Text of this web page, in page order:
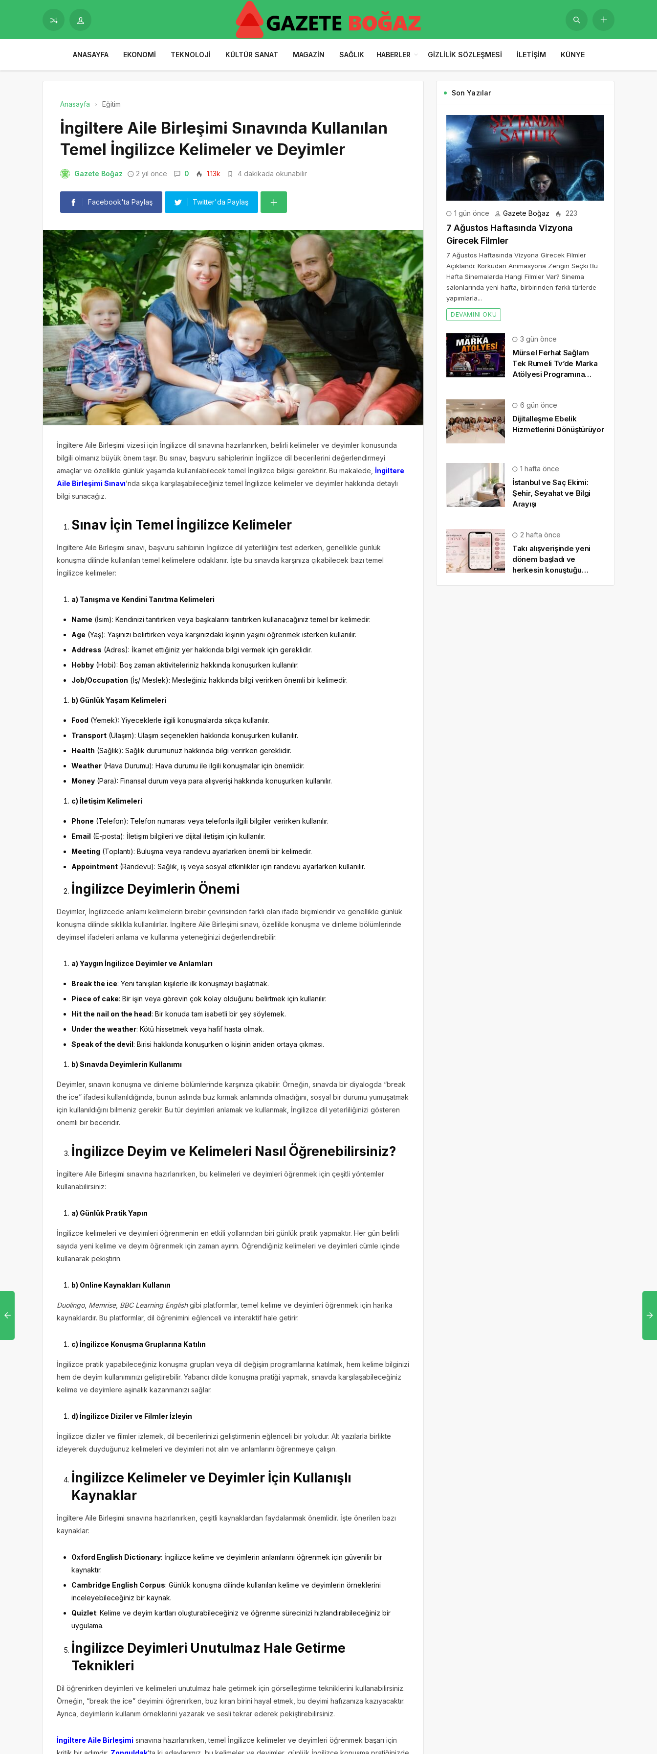
ANASAYFA EKONOMI TEKNOLOJI KÜLTÜR SANAT MAGAZIN SAĞLIK HABERLER GIZLILIK SÖZLEŞMESI İLETIŞIM KÜNYE
Anasayfa Eğitim
İngiltere Aile Birleşimi Sınavında Kullanılan
Temel İngilizce Kelimeler ve Deyimler
Gazete Boğaz 2 yıl önce 0 1.13k 4 dakikada okunabilir
Facebook'ta Paylaş Twitter'da Paylaş
İngiltere Aile Birleşimi vizesi için İngilizce dil sınavına hazırlanırken, belirli kelimeler ve deyimler konusunda
bilgili olmanız büyük önem taşır. Bu sınav, başvuru sahiplerinin İngilizce dil becerilerini değerlendirmeyi
amaçlar ve özellikle günlük yaşamda kullanılabilecek temel İngilizce bilgisi gerektirir. Bu makalede, İngiltere
Aile Birleşimi Sınavı’nda sıkça karşılaşabileceğiniz temel İngilizce kelimeler ve deyimler hakkında detaylı
bilgi sunacağız.
Sınav İçin Temel İngilizce Kelimeler
İngiltere Aile Birleşimi sınavı, başvuru sahibinin İngilizce dil yeterliliğini test ederken, genellikle günlük
konuşma dilinde kullanılan temel kelimelere odaklanır. İşte bu sınavda karşınıza çıkabilecek bazı temel
İngilizce kelimeler:
a) Tanışma ve Kendini Tanıtma Kelimeleri
Name (İsim): Kendinizi tanıtırken veya başkalarını tanıtırken kullanacağınız temel bir kelimedir.
Age (Yaş): Yaşınızı belirtirken veya karşınızdaki kişinin yaşını öğrenmek isterken kullanılır.
Address (Adres): İkamet ettiğiniz yer hakkında bilgi vermek için gereklidir.
Hobby (Hobi): Boş zaman aktiviteleriniz hakkında konuşurken kullanılır.
Job/Occupation (İş/ Meslek): Mesleğiniz hakkında bilgi verirken önemli bir kelimedir.
b) Günlük Yaşam Kelimeleri
Food (Yemek): Yiyeceklerle ilgili konuşmalarda sıkça kullanılır.
Transport (Ulaşım): Ulaşım seçenekleri hakkında konuşurken kullanılır.
Health (Sağlık): Sağlık durumunuz hakkında bilgi verirken gereklidir.
Weather (Hava Durumu): Hava durumu ile ilgili konuşmalar için önemlidir.
Money (Para): Finansal durum veya para alışverişi hakkında konuşurken kullanılır.
c) İletişim Kelimeleri
Phone (Telefon): Telefon numarası veya telefonla ilgili bilgiler verirken kullanılır.
Email (E-posta): İletişim bilgileri ve dijital iletişim için kullanılır.
Meeting (Toplantı): Buluşma veya randevu ayarlarken önemli bir kelimedir.
Appointment (Randevu): Sağlık, iş veya sosyal etkinlikler için randevu ayarlarken kullanılır.
İngilizce Deyimlerin Önemi
Deyimler, İngilizcede anlamı kelimelerin birebir çevirisinden farklı olan ifade biçimleridir ve genellikle günlük
konuşma dilinde sıklıkla kullanılırlar. İngiltere Aile Birleşimi sınavı, özellikle konuşma ve dinleme bölümlerinde
deyimsel ifadeleri anlama ve kullanma yeteneğinizi değerlendirebilir.
a) Yaygın İngilizce Deyimler ve Anlamları
Break the ice: Yeni tanışılan kişilerle ilk konuşmayı başlatmak.
Piece of cake: Bir işin veya görevin çok kolay olduğunu belirtmek için kullanılır.
Hit the nail on the head: Bir konuda tam isabetli bir şey söylemek.
Under the weather: Kötü hissetmek veya hafif hasta olmak.
Speak of the devil: Birisi hakkında konuşurken o kişinin aniden ortaya çıkması.
b) Sınavda Deyimlerin Kullanımı
Deyimler, sınavın konuşma ve dinleme bölümlerinde karşınıza çıkabilir. Örneğin, sınavda bir diyalogda “break
the ice” ifadesi kullanıldığında, bunun aslında buz kırmak anlamında olmadığını, sosyal bir durumu yumuşatmak
için kullanıldığını bilmeniz gerekir. Bu tür deyimleri anlamak ve kullanmak, İngilizce dil yeterliliğinizi gösteren
önemli bir beceridir.
İngilizce Deyim ve Kelimeleri Nasıl Öğrenebilirsiniz?
İngiltere Aile Birleşimi sınavına hazırlanırken, bu kelimeleri ve deyimleri öğrenmek için çeşitli yöntemler
kullanabilirsiniz:
a) Günlük Pratik Yapın
İngilizce kelimeleri ve deyimleri öğrenmenin en etkili yollarından biri günlük pratik yapmaktır. Her gün belirli
sayıda yeni kelime ve deyim öğrenmek için zaman ayırın. Öğrendiğiniz kelimeleri ve deyimleri cümle içinde
kullanarak pekiştirin.
b) Online Kaynakları Kullanın
Duolingo, Memrise, BBC Learning Englishgibi platformlar, temel kelime ve deyimleri öğrenmek için harika
kaynaklardır. Bu platformlar, dil öğrenimini eğlenceli ve interaktif hale getirir.
c) İngilizce Konuşma Gruplarına Katılın
İngilizce pratik yapabileceğiniz konuşma grupları veya dil değişim programlarına katılmak, hem kelime bilginizi
hem de deyim kullanımınızı geliştirebilir. Yabancı dilde konuşma pratiği yapmak, sınavda karşılaşabileceğiniz
kelime ve deyimlere aşinalık kazanmanızı sağlar.
d) İngilizce Diziler ve Filmler İzleyin
İngilizce diziler ve filmler izlemek, dil becerilerinizi geliştirmenin eğlenceli bir yoludur. Alt yazılarla birlikte
izleyerek duyduğunuz kelimeleri ve deyimleri not alın ve anlamlarını öğrenmeye çalışın.
İngilizce Kelimeler ve Deyimler İçin Kullanışlı
Kaynaklar
İngiltere Aile Birleşimi sınavına hazırlanırken, çeşitli kaynaklardan faydalanmak önemlidir. İşte önerilen bazı
kaynaklar:
Oxford English Dictionary: İngilizce kelime ve deyimlerin anlamlarını öğrenmek için güvenilir bir
kaynaktır.
Cambridge English Corpus: Günlük konuşma dilinde kullanılan kelime ve deyimlerin örneklerini
inceleyebileceğiniz bir kaynak.
Quizlet: Kelime ve deyim kartları oluşturabileceğiniz ve öğrenme sürecinizi hızlandırabileceğiniz bir
uygulama.
İngilizce Deyimleri Unutulmaz Hale Getirme
Teknikleri
Dil öğrenirken deyimleri ve kelimeleri unutulmaz hale getirmek için görselleştirme tekniklerini kullanabilirsiniz.
Örneğin, “break the ice” deyimini öğrenirken, buz kıran birini hayal etmek, bu deyimi hafızanıza kazıyacaktır.
Ayrıca, deyimlerin kullanım örneklerini yazarak ve sesli tekrar ederek pekiştirebilirsiniz.
İngiltere Aile Birleşimi sınavına hazırlanırken, temel İngilizce kelimeler ve deyimleri öğrenmek başarı için
Son Yazılar
1 gün önce Gazete Boğaz 223
7 Ağustos Haftasında Vizyona
Girecek Filmler
7 Ağustos Haftasında Vizyona Girecek Filmler
Açıklandı: Korkudan Animasyona Zengin Seçki Bu
Hafta Sinemalarda Hangi Filmler Var? Sinema
salonlarında yeni hafta, birbirinden farklı türlerde
yapımlarla...
DEVAMINI OKU
3 gün önce
Mürsel Ferhat Sağlam
Tek Rumeli Tv’de Marka
Atölyesi Programına
6 gün önce
Dijitalleşme Ebelik
Hizmetlerini Dönüştürüyor
1 hafta önce
İstanbul ve Saç Ekimi:
Şehir, Seyahat ve Bilgi
Arayışı
2 hafta önce
Takı alışverişinde yeni
dönem başladı ve
herkesin konuştuğu